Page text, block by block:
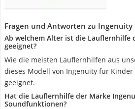
Fragen und Antworten zu Ingenuity
Ab welchem Alter ist die Lauflernhilfe
geeignet?
Wie die meisten Lauflernhilfen aus
dieses Modell von Ingenuity für Kinder
geeignet.
Hat die Lauflernhilfe der Marke
Soundfunktionen?